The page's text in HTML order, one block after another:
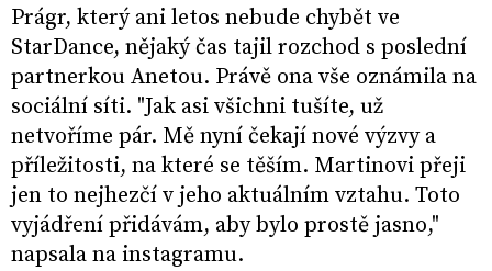
Prágr, který ani letos nebude chybět ve
StarDance, nějaký čas tajil rozchod s poslední
partnerkou Anetou. Právě ona vše oznámila na
sociální síti. "Jak asi všichni tušíte, už
netvoříme pár. Mě nyní čekají nové výzvy a
příležitosti, na které se těším. Martinovi přeji
jen to nejhezčí v jeho aktuálním vztahu. Toto
vyjádření přidávám, aby bylo prostě jasno,"
napsala na instagramu.